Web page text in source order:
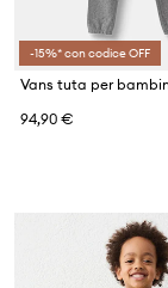
-15%* con codice OFF
94,90 €